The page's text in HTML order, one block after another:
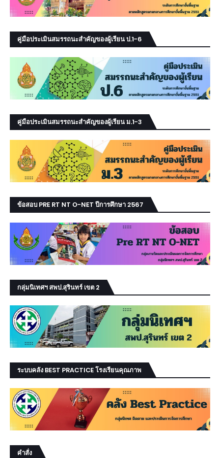
คู่มือประเมินสมรรถนะสำคัญของผู้เรียน ป.1-6
คู่มือประเมินสมรรถนะสำคัญของผู้เรียน ม.1-3
ข้อสอบ PRE RT NT O-NET ปีการศึกษา 2567
กลุ่มนิเทศฯ สพป.สุรินทร์ เขต 2
ระบบคลัง BEST PRACTICE โรงเรียนคุณภาพ
คำสั่ง